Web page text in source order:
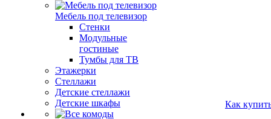
Мебель под телевизор
Стенки
Модульные
гостиные
Тумбы для ТВ
Этажерки
Стеллажи
Детские стеллажи
Детские шкафы
Как